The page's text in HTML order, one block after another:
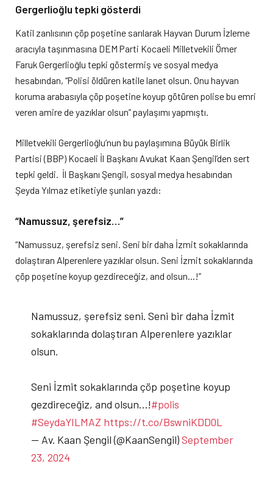
Gergerlioğlu tepki gösterdi
Katil zanlısının çöp poşetine sarılarak Hayvan Durum İzleme
aracıyla taşınmasına DEM Parti Kocaeli Milletvekili Ömer
Faruk Gergerlioğlu tepki göstermiş ve sosyal medya
hesabından, “Polisi öldüren katile lanet olsun. Onu hayvan
koruma arabasıyla çöp poşetine koyup götüren polise bu emri
veren amire de yazıklar olsun” paylaşımı yapmıştı.
Milletvekili Gergerlioğlu’nun bu paylaşımına Büyük Birlik
Partisi (BBP) Kocaeli İl Başkanı Avukat Kaan Şengil’den sert
tepki geldi. İl Başkanı Şengil, sosyal medya hesabından
Şeyda Yılmaz etiketiyle şunları yazdı:
“Namussuz, şerefsiz…”
“Namussuz, şerefsiz seni. Seni bir daha İzmit sokaklarında
dolaştıran Alperenlere yazıklar olsun. Seni İzmit sokaklarında
çöp poşetine koyup gezdireceğiz, and olsun…!”
Namussuz, şerefsiz seni. Seni bir daha İzmit
sokaklarında dolaştıran Alperenlere yazıklar
olsun.
Seni İzmit sokaklarında çöp poşetine koyup
gezdireceğiz, and olsun…!#polis
#SeydaYILMAZ https://t.co/BswniKDD0L
— Av. Kaan Şengil (@KaanSengil)September
23, 2024